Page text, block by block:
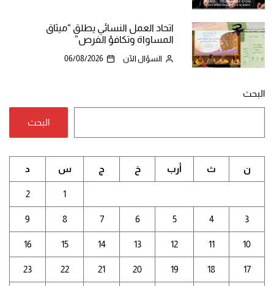
اتحاد العمل النسائي يطلق “ميثاق
المساواة وتكافؤ الفرص”
السؤال الآن 06/08/2026
البحث
البحث
ن ث أرب خ ج س د
1
2
3
4
5
6
7
8
9
10
11
12
13
14
15
16
17
18
19
20
21
22
23